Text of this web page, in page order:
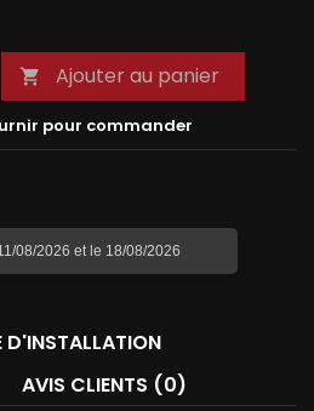
 Ajouter au panier
pour commander
08/2026 et le 18/08/2026
D'INSTALLATION
AVIS CLIENTS (0)